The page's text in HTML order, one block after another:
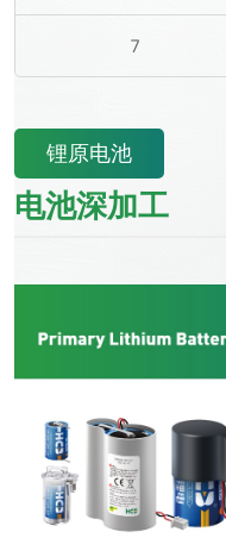
7
锂原电池
电池深加工